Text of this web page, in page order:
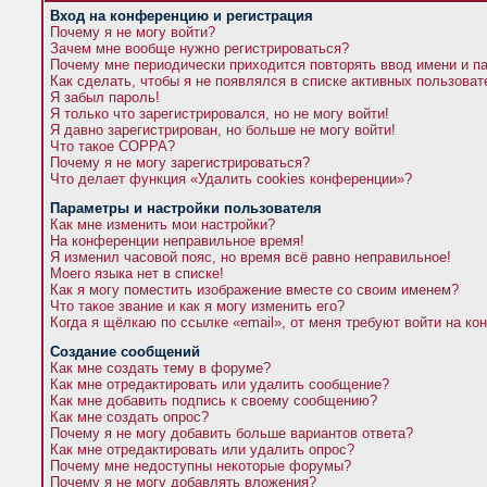
Вход на конференцию и регистрация
Почему я не могу войти?
Зачем мне вообще нужно регистрироваться?
Почему мне периодически приходится повторять ввод имени и
Как сделать, чтобы я не появлялся в списке активных
Я забыл пароль!
Я только что зарегистрировался, но не могу войти!
Я давно зарегистрирован, но больше не могу войти!
Что такое COPPA?
Почему я не могу зарегистрироваться?
Что делает функция «Удалить cookies конференции»?
Параметры и настройки пользователя
Как мне изменить мои настройки?
На конференции неправильное время!
Я изменил часовой пояс, но время всё равно неправильное!
Моего языка нет в списке!
Как я могу поместить изображение вместе со своим именем?
Что такое звание и как я могу изменить его?
Когда я щёлкаю по ссылке «email», от меня требуют войти на
Создание сообщений
Как мне создать тему в форуме?
Как мне отредактировать или удалить сообщение?
Как мне добавить подпись к своему сообщению?
Как мне создать опрос?
Почему я не могу добавить больше вариантов ответа?
Как мне отредактировать или удалить опрос?
Почему мне недоступны некоторые форумы?
Почему я не могу добавлять вложения?